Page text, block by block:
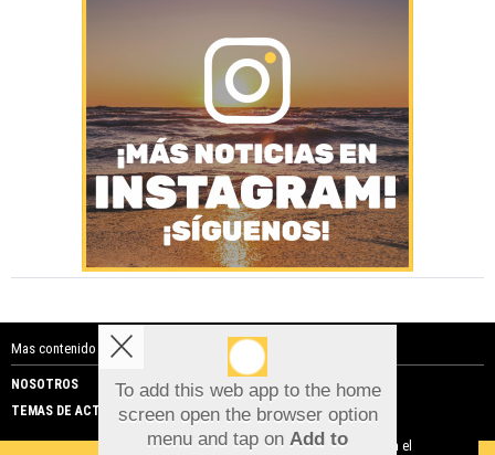
Mas contenido de Costa Blanca Noticias:
NOSOTROS
PUBLICIDAD
TEMAS DE ACTUALIDAD
To add this web app to the home
screen open the browser option
menu and tap on Add to
Aviso sobre el Uso de cookies:
Utilizamos cookies nuestras y de terceros para el